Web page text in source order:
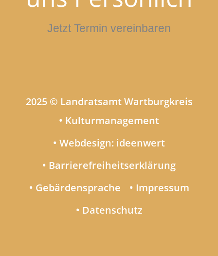
Jetzt Termin vereinbaren
2025 © Landratsamt Wartburgkreis
• Kulturmanagement
• Webdesign: ideenwert
• Barrierefreiheitserklärung
• Gebärdensprache
• Impressum
• Datenschutz